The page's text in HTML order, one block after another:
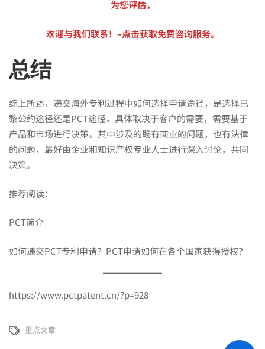
为您评估，
欢迎与我们联系！–点击获取免费咨询服务。
总结
综上所述，递交海外专利过程中如何选择申请途径，是选择巴
黎公约途径还是PCT途径，具体取决于客户的需要，需要基于
产品和市场进行决策。其中涉及的既有商业的问题，也有法律
的问题，最好由企业和知识产权专业人士进行深入讨论，共同
决策。
推荐阅读：
PCT简介
如何递交PCT专利申请？PCT申请如何在各个国家获得授权？
https://www.pctpatent.cn/?p=928
重点文章